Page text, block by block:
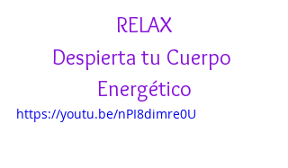
RELAX
Despierta tu Cuerpo
Energético
https://youtu.be/nPI8dimre0U